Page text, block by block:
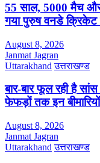
55 साल, 5000 मैच
गया पुरुष वनडे क्रिकेट
August 8, 2026
Janmat Jagran
Uttarakhand उत्तराखण्ड
बार-बार फूल रही है
फेफड़ों तक इन
August 8, 2026
Janmat Jagran
Uttarakhand उत्तराखण्ड